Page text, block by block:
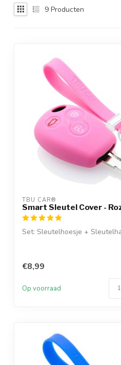
9 Producten
TBU CAR®
Smart Sleutel Cover -
Set: Sleutelhoesje +
€8,99
Op voorraad